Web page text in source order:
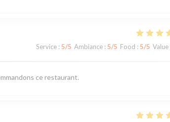
Service : 5/5 Ambiance : 5/5 Food : 5/5 Value
ce restaurant.